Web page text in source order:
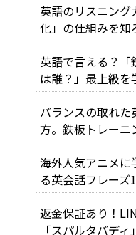
英語のリスニン
化」の仕組みを知
英語で言える？
は誰？」最上級を
バランスの取れた
方。鉄板トレーニ
海外人気アニメに
る英会話フレーズ
返金保証あり！
「スパルタバデ